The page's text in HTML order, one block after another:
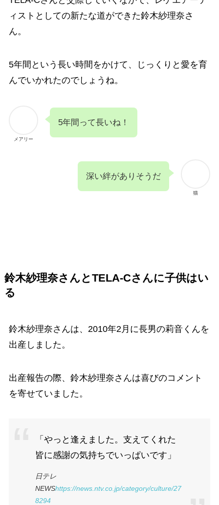
ィストとしての新たな道ができた鈴木紗理奈さ
ん。
5年間という長い時間をかけて、じっくりと愛を育
んでいかれたのでしょうね。
メアリー
5年間って長いね！
猫
深い絆がありそうだ
鈴木紗理奈さんとTELA-Cさんに子供はい
る
鈴木紗理奈さんは、2010年2月に長男の莉音くんを
出産しました。
出産報告の際、鈴木紗理奈さんは喜びのコメント
を寄せていました。
「やっと逢えました。支えてくれた
皆に感謝の気持ちでいっぱいです」
日テレ
NEWShttps://news.ntv.co.jp/category/culture/27
8294